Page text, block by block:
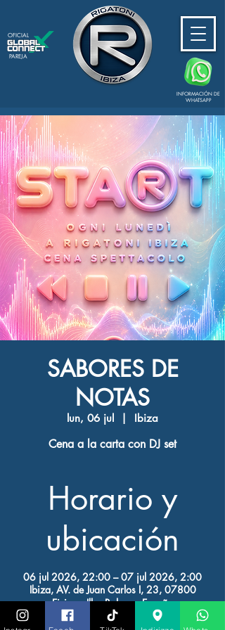
PAREJA
OFICIAL
INFORMACIÓN DE
WHATSAPP
SABORES DE
NOTAS
lun, 06 jul
  |
Ibiza
Cena a la carta con DJ set
Horario y
ubicación
06 jul 2026, 22:00 – 07 jul 2026, 2:00
Ibiza, AV. de Juan Carlos I, 23, 07800
Eivissa, Illes Balears, España
Otras fechas